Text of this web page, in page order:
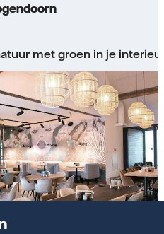
met groen in je